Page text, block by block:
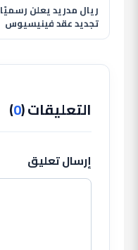
ريال مدريد يعلن رسميًا
تجديد عقد فينيسيوس
جونيور حتى 2032
التعليقات (0
)
إرسال تعليق